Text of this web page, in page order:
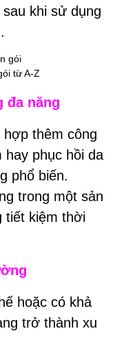
khi sử dụng
từ A-Z
đa năng
thêm công
phục hồi da
phổ biến.
trong một sản
tiết kiệm thời
hoặc có khả
trở thành xu